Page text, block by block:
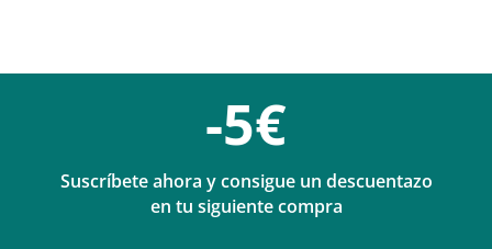
-5€
Suscríbete ahora y consigue un descuentazo
en tu siguiente compra